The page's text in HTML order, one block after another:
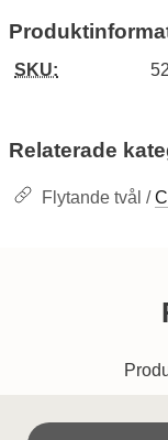
SKU:
Relaterade
Flytande tvål /
Sidfot